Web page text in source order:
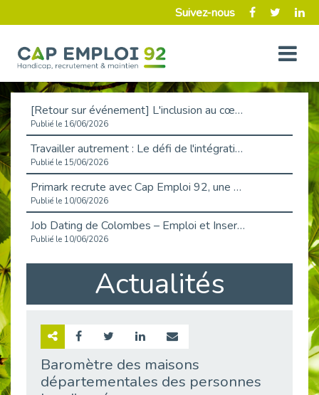
Suivez-nous
[Retour sur événement] L'inclusion au cœur de la Place de l'Emploi à La Défense !
Publié le 16/06/2026
Travailler autrement : Le défi de l'intégration des maladies chroniques en entreprise
Publié le 15/06/2026
Primark recrute avec Cap Emploi 92, une matinée couronnée de succès !
Publié le 10/06/2026
Job Dating de Colombes – Emploi et Insertion
Publié le 10/06/2026
Aborder l'entretien et la situation de handicap en toute confiance
Publié le 09/06/2026
Retour sur l’atelier « Optimiser sa recherche d’emploi »
Emploi & Handicap : Hachette Livre et Cap emploi 92 renforcent leur collaboration
Actualités
Baromètre des maisons
départementales des personnes